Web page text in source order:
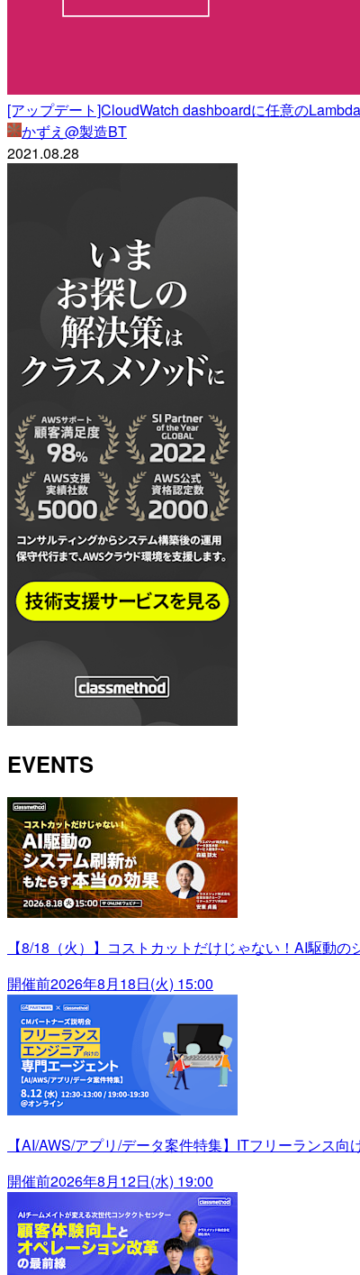
[アップデート]CloudWatch dashboardに任意の
かずえ@製造BT
2021.08.28
EVENTS
【8/18（火）】コストカットだけじゃない！AI駆動
開催前2026年8月18日(火) 15:00
【AI/AWS/アプリ/データ案件特集】ITフリーランス
開催前2026年8月12日(水) 19:00